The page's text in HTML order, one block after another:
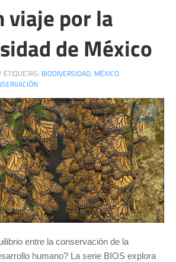
viaje por la
de México
ETIQUETAS: BIODIVERSIDAD, MÉXICO,
entre la conservación de la
humano? La serie BIOS explora